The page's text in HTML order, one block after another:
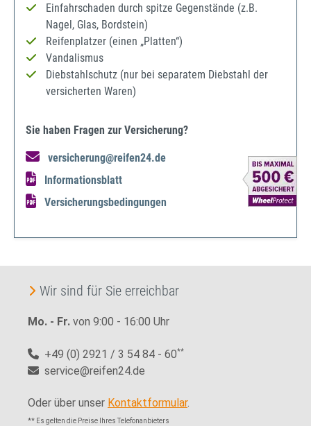
Einfahrschaden durch spitze Gegenstände (z.B.
Nagel, Glas, Bordstein)
Reifenplatzer (einen „Platten“)
Vandalismus
Diebstahlschutz (nur bei separatem Diebstahl der
versicherten Waren)
Sie haben Fragen zur Versicherung?
versicherung@reifen24.de
Informationsblatt
Versicherungsbedingungen
Wir sind für Sie erreichbar
Mo. - Fr. von 9:00 - 16:00 Uhr
+49 (0) 2921 / 3 54 84 - 60**
service@reifen24.de
Oder über unser Kontaktformular.
** Es gelten die Preise Ihres Telefonanbieters